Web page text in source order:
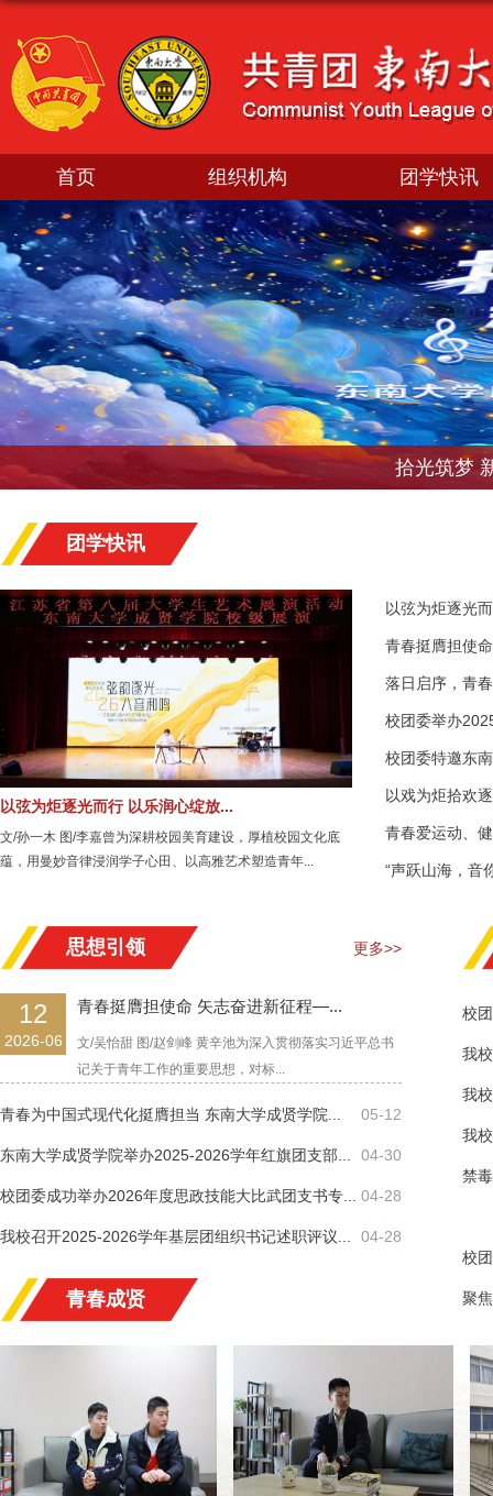
首页 组织机构 团学快讯
拾光筑梦
团学快讯
以弦为炬逐光而行 以乐润心绽放...
文/孙一木 图/李嘉曾为深耕校园美育建设，厚植校园文化底
蕴，用曼妙音律浸润学子心田、以高雅艺术塑造青年...
以弦为炬逐光
青春挺膺担使
落日启序，青
校团委举办
校团委特邀东
以戏为炬拾欢
青春爱运动、
“声跃山海，音
思想引领 更多>>
12
2026-06
青春挺膺担使命 矢志奋进新征程—...
文/吴怡甜 图/赵剑峰 黄辛池为深入贯彻落实习近平总书
记关于青年工作的重要思想，对标...
青春为中国式现代化挺膺担当 东南大学成贤学院... 05-12
东南大学成贤学院举办2025-2026学年红旗团支部... 04-30
校团委成功举办2026年度思政技能大比武团支书专... 04-28
我校召开2025-2026学年基层团组织书记述职评议... 04-28
校
我
我
我
禁
校
聚
青春成贤